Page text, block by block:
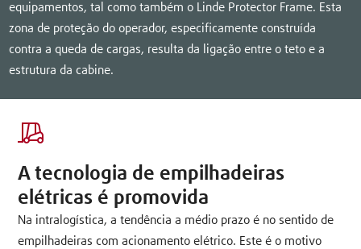
equipamentos, tal como também o Linde Protector Frame. Esta
zona de proteção do operador, especificamente construída
contra a queda de cargas, resulta da ligação entre o teto e a
estrutura da cabine.
A tecnologia de empilhadeiras
elétricas é promovida
Na intralogística, a tendência a médio prazo é no sentido de
empilhadeiras com acionamento elétrico. Este é o motivo